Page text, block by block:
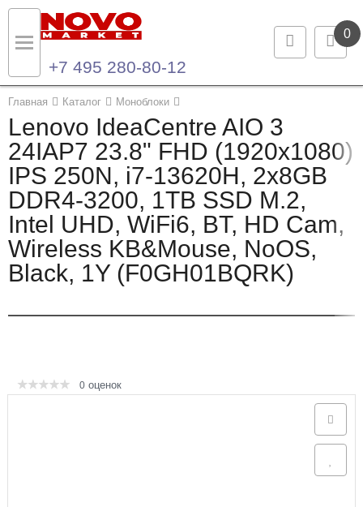
0
+7 495 280-80-12
Главная Каталог Моноблоки
Lenovo IdeaCentre AIO 3
24IAP7 23.8" FHD (1920x1080)
IPS 250N, i7-13620H, 2x8GB
DDR4-3200, 1TB SSD M.2,
Intel UHD, WiFi6, BT, HD Cam,
Wireless KB&Mouse, NoOS,
Black, 1Y (F0GH01BQRK)
0 оценок
Назад
Каталог продукции
Ноутбуки и ультрабуки
Компьютеры
Моноблоки
Серверы и СХД
Аксессуары
Назад
Контакты
Контактная информация